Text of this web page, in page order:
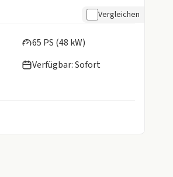
Vergleichen
65 PS (48 kW)
Verfügbar: Sofort